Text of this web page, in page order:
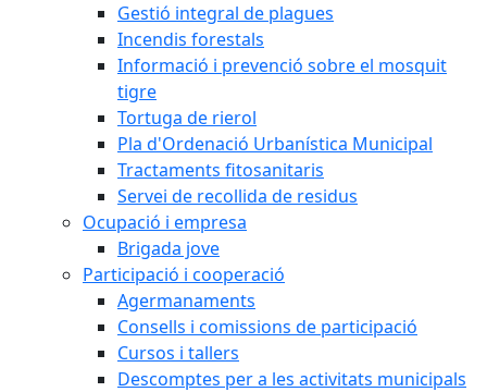
Gestió integral de plagues
Incendis forestals
Informació i prevenció sobre el mosquit
tigre
Tortuga de rierol
Pla d'Ordenació Urbanística Municipal
Tractaments fitosanitaris
Servei de recollida de residus
Ocupació i empresa
Brigada jove
Participació i cooperació
Agermanaments
Consells i comissions de participació
Cursos i tallers
Descomptes per a les activitats municipals